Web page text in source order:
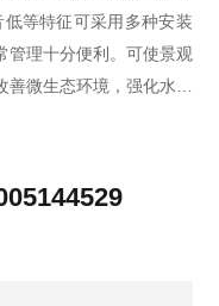
等特征可采用多种安装
管理十分便利。可使景观
微生态环境，强化水体